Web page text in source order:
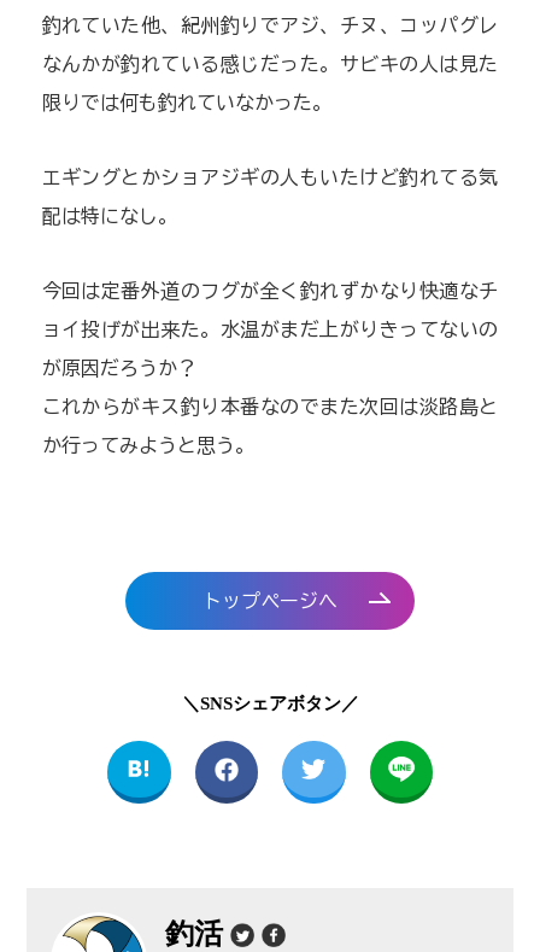
釣れていた他、紀州釣りでアジ、チヌ、コッパグレ
なんかが釣れている感じだった。サビキの人は見た
限りでは何も釣れていなかった。
エギングとかショアジギの人もいたけど釣れてる気
配は特になし。
今回は定番外道のフグが全く釣れずかなり快適なチ
ョイ投げが出来た。水温がまだ上がりきってないの
が原因だろうか？
これからがキス釣り本番なのでまた次回は淡路島と
か行ってみようと思う。
トップページへ
＼SNSシェアボタン／
釣活